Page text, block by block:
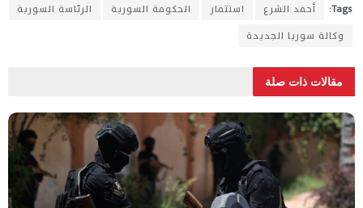
Tags: أحمد الشرع استثمار الحكومة السورية
الرئاسة السورية
وكالة سوريا الجديدة
مقالات ذات صلة